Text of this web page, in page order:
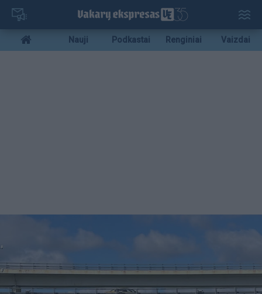
Pereiti
pagrindinį
turinį
Mobile
menu
Nauji Podkastai Renginiai Vaizdai